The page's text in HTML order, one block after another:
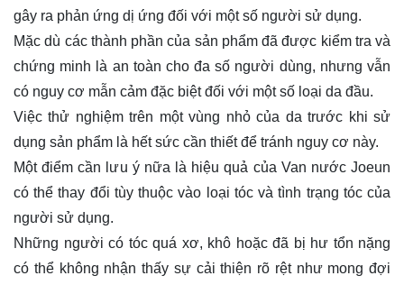
gây ra phản ứng dị ứng đối với một số người sử dụng.
Mặc dù các thành phần của sản phẩm đã được kiểm tra và
chứng minh là an toàn cho đa số người dùng, nhưng vẫn
có nguy cơ mẫn cảm đặc biệt đối với một số loại da đầu.
Việc thử nghiệm trên một vùng nhỏ của da trước khi sử
dụng sản phẩm là hết sức cần thiết để tránh nguy cơ này.
Một điểm cần lưu ý nữa là hiệu quả của Van nước Joeun
có thể thay đổi tùy thuộc vào loại tóc và tình trạng tóc của
người sử dụng.
Những người có tóc quá xơ, khô hoặc đã bị hư tổn nặng
có thể không nhận thấy sự cải thiện rõ rệt như mong đợi